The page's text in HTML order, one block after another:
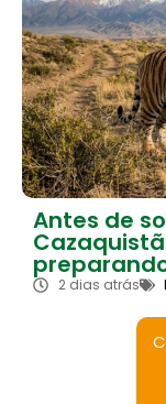
Antes de
2 dias atrás